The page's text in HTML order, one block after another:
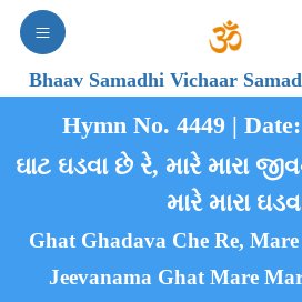
Bhaav Samadhi Vichaar
Hymn No. 4449 |
ઘાટ ઘડવા છે રે, મારે મારા
મારે મારા
Ghat Ghadava Che Re,
Jeevanama Ghat Mare